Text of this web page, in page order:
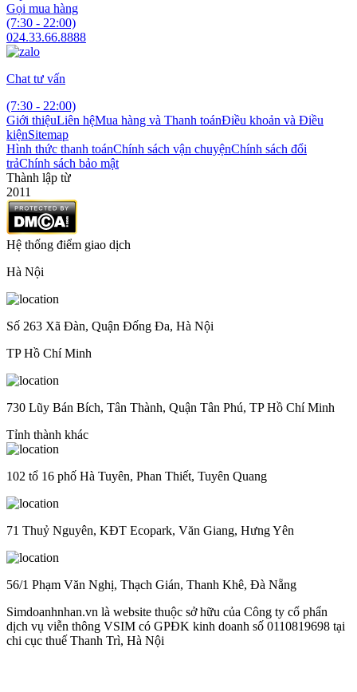
Gọi mua hàng
(7:30 - 22:00)
024.33.66.8888
Chat tư vấn
(7:30 - 22:00)
Giới thiệuLiên hệMua hàng và Thanh toánĐiều khoản và Điều
kiệnSitemap
Hình thức thanh toánChính sách vận chuyệnChính sách đổi
trảChính sách bảo mật
Thành lập từ
2011
Hệ thống điểm giao dịch
Hà Nội
Số 263 Xã Đàn, Quận Đống Đa, Hà Nội
TP Hồ Chí Minh
730 Lũy Bán Bích, Tân Thành, Quận Tân Phú, TP Hồ Chí Minh
Tỉnh thành khác
102 tổ 16 phố Hà Tuyên, Phan Thiết, Tuyên Quang
71 Thuỷ Nguyên, KĐT Ecopark, Văn Giang, Hưng Yên
56/1 Phạm Văn Nghị, Thạch Gián, Thanh Khê, Đà Nẵng
Simdoanhnhan.vn là website thuộc sở hữu của Công ty cổ phẩn
dịch vụ viễn thông VSIM có GPĐK kinh doanh số 0110819698 tại
chi cục thuế Thanh Trì, Hà Nội